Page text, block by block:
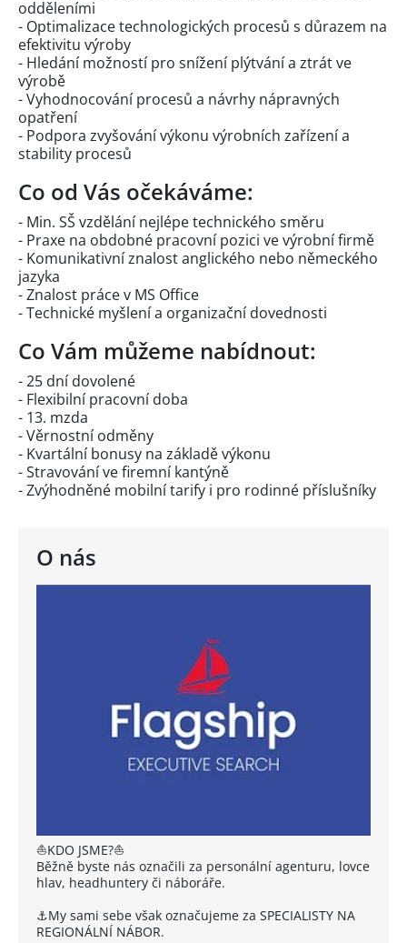
O nás
⛵KDO JSME?⛵
Běžně byste nás označili za personální agenturu, lovce
hlav, headhuntery či náboráře.
⚓My sami sebe však označujeme za SPECIALISTY NA
REGIONÁLNÍ NÁBOR.
odděleními
- Optimalizace technologických procesů s důrazem na
efektivitu výroby
- Hledání možností pro snížení plýtvání a ztrát ve
výrobě
- Vyhodnocování procesů a návrhy nápravných
opatření
- Podpora zvyšování výkonu výrobních zařízení a
stability procesů
Co od Vás očekáváme:
- Min. SŠ vzdělání nejlépe technického směru
- Praxe na obdobné pracovní pozici ve výrobní firmě
- Komunikativní znalost anglického nebo německého
jazyka
- Znalost práce v MS Office
- Technické myšlení a organizační dovednosti
Co Vám můžeme nabídnout:
- 25 dní dovolené
- Flexibilní pracovní doba
- 13. mzda
- Věrnostní odměny
- Kvartální bonusy na základě výkonu
- Stravování ve firemní kantýně
- Zvýhodněné mobilní tarify i pro rodinné příslušníky